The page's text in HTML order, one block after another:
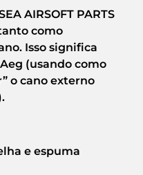
AIRSOFT PARTS
como
Isso significa
(usando como
o cano externo
e espuma